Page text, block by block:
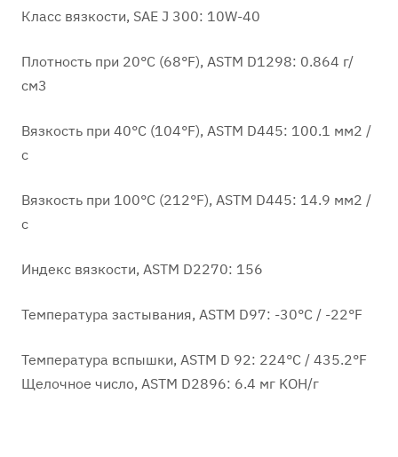
Класс вязкости, SAE J 300: 10W-40
Плотность при 20°C (68°F), ASTM D1298: 0.864 г/
см3
Вязкость при 40°C (104°F), ASTM D445: 100.1 мм2 /
с
Вязкость при 100°C (212°F), ASTM D445: 14.9 мм2 /
с
Индекс вязкости, ASTM D2270: 156
Температура застывания, ASTM D97: -30°C / -22°F
Температура вспышки, ASTM D 92: 224°C / 435.2°F
Щелочное число, ASTM D2896: 6.4 мг KOH/г